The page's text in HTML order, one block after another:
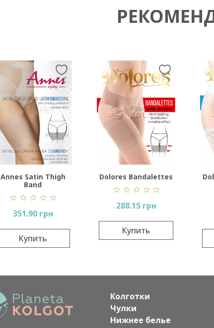
Annes Satin Thigh
Band
351.90 грн
Купить
Dolores Bandalettes
288.15 грн
Купить
Колготки
Чулки
Нижнее белье